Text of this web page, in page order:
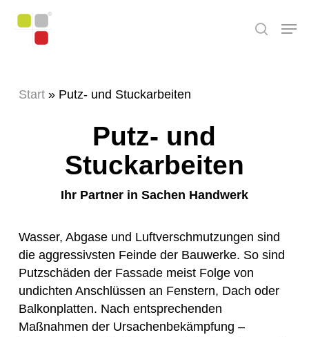
search
Start» Putz- und Stuckarbeiten
Putz- und
Stuckarbeiten
Ihr Partner in Sachen Handwerk
Wasser, Abgase und Luftverschmutzungen sind
die aggressivsten Feinde der Bauwerke. So sind
Putzschäden der Fassade meist Folge von
undichten Anschlüssen an Fenstern, Dach oder
Balkonplatten. Nach entsprechenden
Maßnahmen der Ursachenbekämpfung –